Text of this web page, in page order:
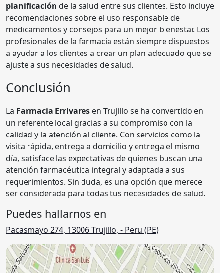
planificación de la salud entre sus clientes. Esto incluye
recomendaciones sobre el uso responsable de
medicamentos y consejos para un mejor bienestar. Los
profesionales de la farmacia están siempre dispuestos
a ayudar a los clientes a crear un plan adecuado que se
ajuste a sus necesidades de salud.
Conclusión
La Farmacia Errivares en Trujillo se ha convertido en
un referente local gracias a su compromiso con la
calidad y la atención al cliente. Con servicios como la
visita rápida, entrega a domicilio y entrega el mismo
día, satisface las expectativas de quienes buscan una
atención farmacéutica integral y adaptada a sus
requerimientos. Sin duda, es una opción que merece
ser considerada para todas tus necesidades de salud.
Puedes hallarnos en
Pacasmayo 274, 13006Trujillo, - Peru (PE)